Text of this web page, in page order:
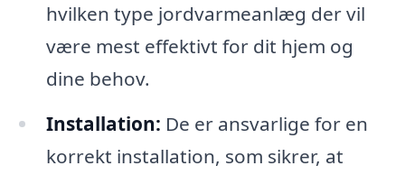
hvilken type jordvarmeanlæg der vil
være mest effektivt for dit hjem og
dine behov.
Installation: De er ansvarlige for en
korrekt installation, som sikrer, at